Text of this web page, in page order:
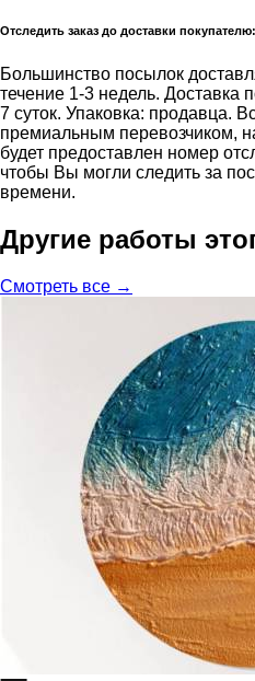
Отследить заказ до доставки покупателю:
Большинство посылок
течение 1-3 недель. Доставка
7 суток. Упаковка: продавца.
премиальным перевозчиком,
будет предоставлен номер
чтобы Вы могли следить за
времени.
Другие работы
Смотреть все →